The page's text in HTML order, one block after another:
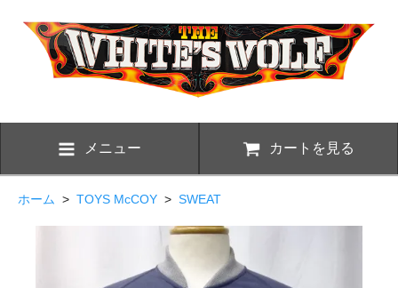
メニュー カートを見る
ホーム > TOYS McCOY > SWEAT